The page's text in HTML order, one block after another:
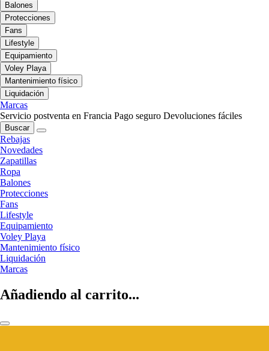
Balones
Protecciones
Fans
Lifestyle
Equipamiento
Voley Playa
Mantenimiento físico
Liquidación
Marcas
Servicio postventa en Francia Pago seguro Devoluciones fáciles
Buscar
Rebajas
Novedades
Zapatillas
Ropa
Balones
Protecciones
Fans
Lifestyle
Equipamiento
Voley Playa
Mantenimiento físico
Liquidación
Marcas
Añadiendo al carrito...